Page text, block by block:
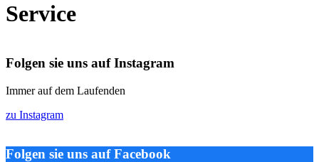
Service
Folgen sie uns auf Instagram
Immer auf dem Laufenden
zu Instagram
Folgen sie uns auf Facebook